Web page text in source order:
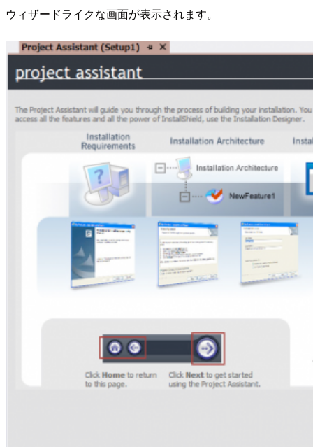
ウィザードライクな画面が表示されます。